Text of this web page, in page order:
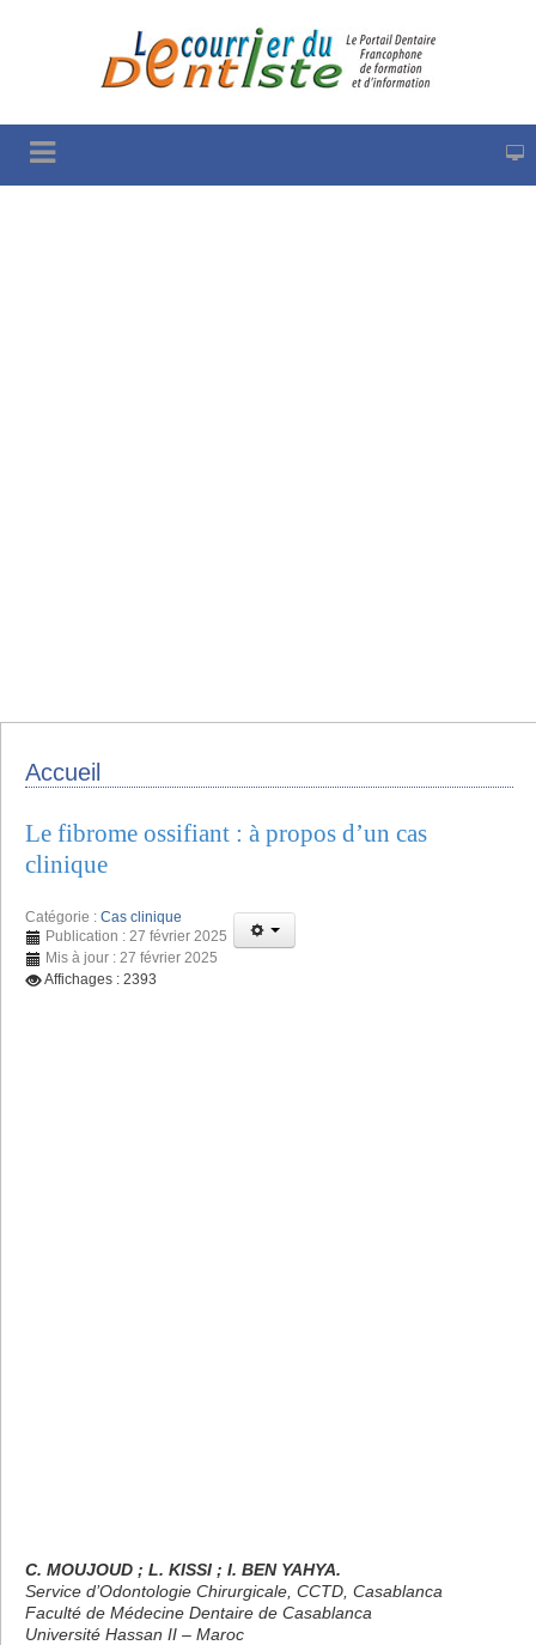
Accueil
Le fibrome ossifiant : à propos d’un cas
clinique
Catégorie : Cas clinique
Publication : 27 février 2025
Mis à jour : 27 février 2025
Affichages : 2393
C. MOUJOUD ; L. KISSI ; I. BEN YAHYA.
Service d’Odontologie Chirurgicale, CCTD, Casablanca
Faculté de Médecine Dentaire de Casablanca
Université Hassan II – Maroc